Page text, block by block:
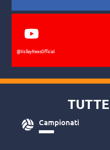
@VolleyNewsOfficial
TUTTE
Campionati